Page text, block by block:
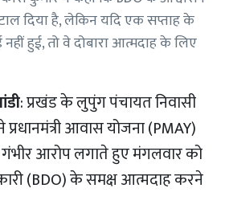
दिया है, लेकिन यदि एक सप्ताह के
हुई, तो वे दोबारा आत्मदाह के लिए
: प्रखंड के लुपुंग पंचायत निवासी
आवास योजना (PMAY)
आरोप लगाते हुए मंगलवार को
(BDO) के समक्ष आत्मदाह करने